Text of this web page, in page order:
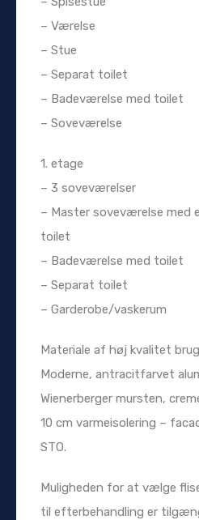
– Værelse
– Stue
– Separat toilet
– Badeværelse med toilet
– Soveværelse
1. etage
– 3 soveværelser
– Master soveværelse med
toilet
– Badeværelse med toilet
– Separat toilet
– Garderobe/vaskerum
Materiale af høj kvalitet
Moderne, antracitfarvet
Wienerberger mursten,
10 cm varmeisolering –
STO.
Muligheden for at vælge
til efterbehandling er